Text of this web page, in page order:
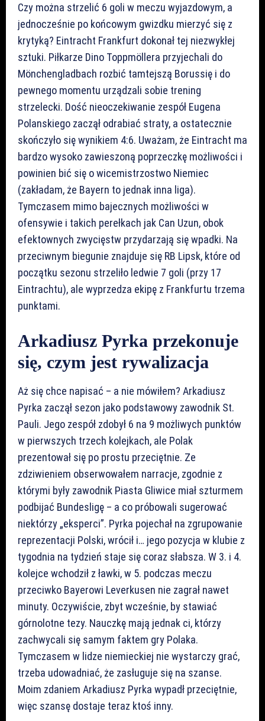
Czy można strzelić 6 goli w meczu wyjazdowym, a
jednocześnie po końcowym gwizdku mierzyć się z
krytyką? Eintracht Frankfurt dokonał tej niezwykłej
sztuki. Piłkarze Dino Toppmöllera przyjechali do
Mönchengladbach rozbić tamtejszą Borussię i do
pewnego momentu urządzali sobie trening
strzelecki. Dość nieoczekiwanie zespół Eugena
Polanskiego zaczął odrabiać straty, a ostatecznie
skończyło się wynikiem 4:6. Uważam, że Eintracht ma
bardzo wysoko zawieszoną poprzeczkę możliwości i
powinien bić się o wicemistrzostwo Niemiec
(zakładam, że Bayern to jednak inna liga).
Tymczasem mimo bajecznych możliwości w
ofensywie i takich perełkach jak Can Uzun, obok
efektownych zwycięstw przydarzają się wpadki. Na
przeciwnym biegunie znajduje się RB Lipsk, które od
początku sezonu strzeliło ledwie 7 goli (przy 17
Eintrachtu), ale wyprzedza ekipę z Frankfurtu trzema
punktami.
Arkadiusz Pyrka przekonuje
się, czym jest rywalizacja
Aż się chce napisać – a nie mówiłem? Arkadiusz
Pyrka zaczął sezon jako podstawowy zawodnik St.
Pauli. Jego zespół zdobył 6 na 9 możliwych punktów
w pierwszych trzech kolejkach, ale Polak
prezentował się po prostu przeciętnie. Ze
zdziwieniem obserwowałem narracje, zgodnie z
którymi były zawodnik Piasta Gliwice miał szturmem
podbijać Bundesligę – a co próbowali sugerować
niektórzy „eksperci”. Pyrka pojechał na zgrupowanie
reprezentacji Polski, wrócił i… jego pozycja w klubie z
tygodnia na tydzień staje się coraz słabsza. W 3. i 4.
kolejce wchodził z ławki, w 5. podczas meczu
przeciwko Bayerowi Leverkusen nie zagrał nawet
minuty. Oczywiście, zbyt wcześnie, by stawiać
górnolotne tezy. Nauczkę mają jednak ci, którzy
zachwycali się samym faktem gry Polaka.
Tymczasem w lidze niemieckiej nie wystarczy grać,
trzeba udowadniać, że zasługuje się na szanse.
Moim zdaniem Arkadiusz Pyrka wypadł przeciętnie,
więc szansę dostaje teraz ktoś inny.